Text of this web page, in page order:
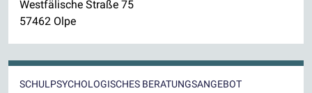
Westfälische Straße 75
57462 Olpe
SCHULPSYCHOLOGISCHES BERATUNGSANGEBOT